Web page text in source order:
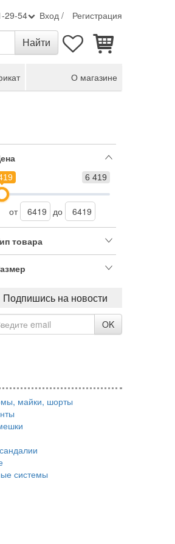
29-54 Вход / Регистрация
О магазине
6 419
от до
товара
Подпишись на новости
OK
майки, шорты
системы